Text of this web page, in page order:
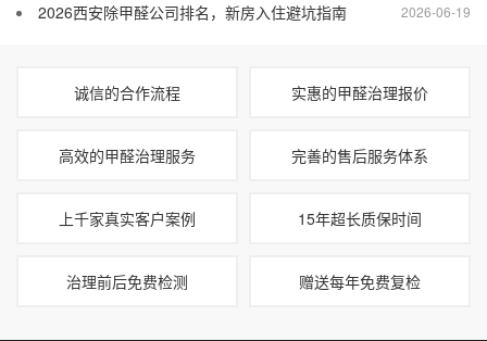
2026-06-19
2026西安除甲醛公司排名，新房入住避坑指南
诚信的合作流程 实惠的甲醛治理报价
高效的甲醛治理服务 完善的售后服务体系
上千家真实客户案例 15年超长质保时间
治理前后免费检测 赠送每年免费复检